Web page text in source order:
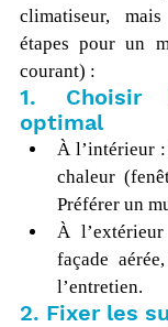
climatiseur,
étapes pour un
courant) :
1. Choisir
optimal
À l’intérieur
chaleur
Préférer un
À
façade
l’entretien.
2. Fixer les